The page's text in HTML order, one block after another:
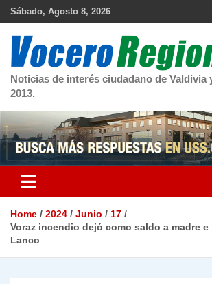
Skip
Sábado, Agosto 8, 2026
Noticias de interés ciudadano de Valdivia
2013.
Home 2024 Junio
17
Voraz incendio dejó como saldo a madre
Lanco